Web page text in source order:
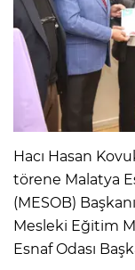
Hacı Hasan
törene Malatya
(MESOB)
Mesleki Eğitim
Esnaf Odası